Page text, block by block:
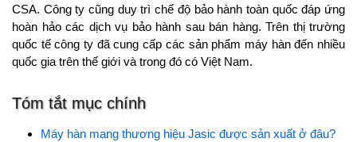
CSA. Công ty cũng duy trì chế độ bảo hành toàn quốc đáp ứng
hoàn hảo các dịch vụ bảo hành sau bán hàng. Trên thị trường
quốc tế công ty đã cung cấp các sản phẩm máy hàn đến nhiều
quốc gia trên thế giới và trong đó có Việt Nam.
Tóm tắt mục chính
Máy hàn mang thương hiệu Jasic được sản xuất ở đâu?